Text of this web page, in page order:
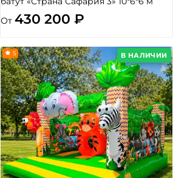
От 430 200 ₽
В НАЛИЧИИ
5